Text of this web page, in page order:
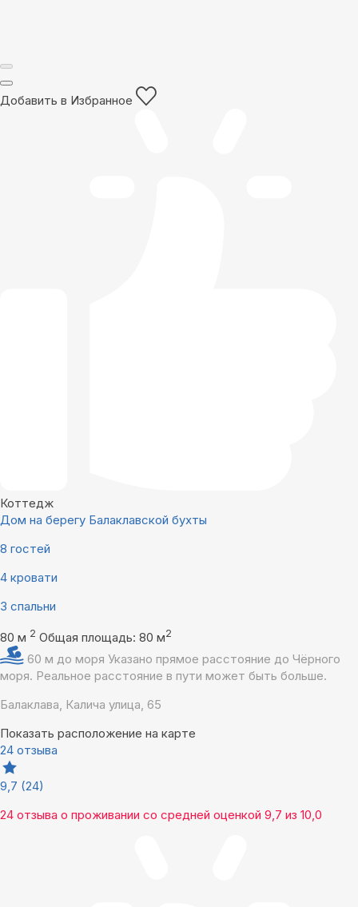
Добавить в Избранное
Коттедж
Дом на берегу Балаклавской бухты
8 гостей
4 кровати
3 спальни
80 м 2 Общая площадь: 80 м2
60 м до моря Указано прямое расстояние до Чёрного
моря. Реальное расстояние в пути может быть больше.
Балаклава, Калича улица, 65
Показать расположение на карте
24 отзыва
9,7 (24)
24 отзыва о проживании со средней оценкой 9,7 из 10,0